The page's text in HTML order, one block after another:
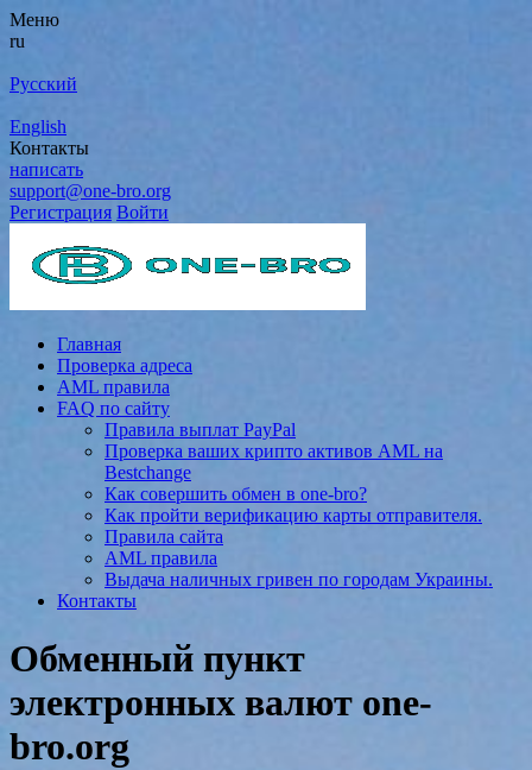
Меню
ru
Русский
English
Контакты
написать
support@one-bro.org
Регистрация Войти
Главная
Проверка адреса
AML правила
FAQ по сайту
Правила выплат PayPal
Проверка ваших крипто активов AML на
Bestchange
Как совершить обмен в one-bro?
Как пройти верификацию карты отправителя.
Правила сайта
AML правила
Выдача наличных гривен по городам Украины.
Контакты
Обменный пункт
электронных валют one-
bro.org